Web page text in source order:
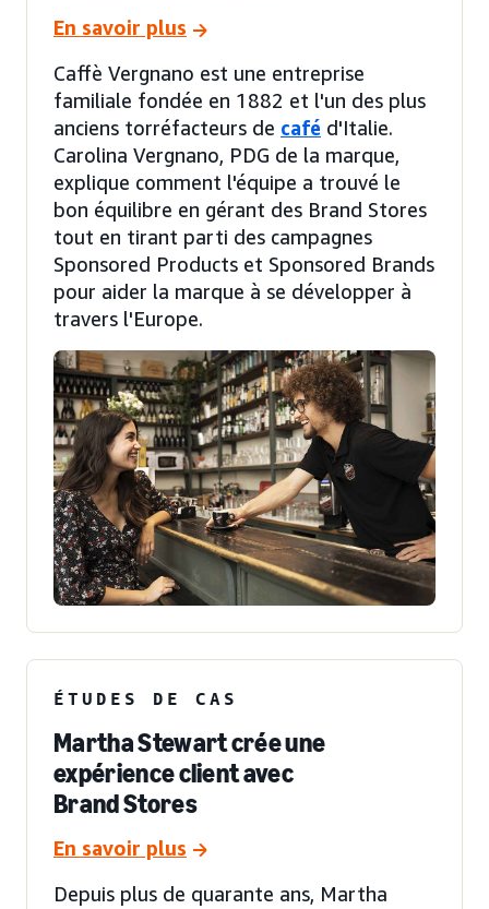
En savoir plus
Caffè Vergnano est une entreprise
familiale fondée en 1882 et l'un des plus
anciens torréfacteurs de café d'Italie.
Carolina Vergnano, PDG de la marque,
explique comment l'équipe a trouvé le
bon équilibre en gérant des Brand Stores
tout en tirant parti des campagnes
Sponsored Products et Sponsored Brands
pour aider la marque à se développer à
travers l'Europe.
ÉTUDES DE CAS
Martha Stewart crée une
expérience client avec
Brand Stores
En savoir plus
Depuis plus de quarante ans, Martha